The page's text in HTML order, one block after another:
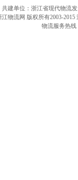
共建单位：浙江省现代物流
江物流网 版权所有2003-2015
物流服务热线